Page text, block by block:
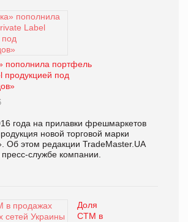
пополнила портфель
продукцией под
года на прилавки фрешмаркетов
новой торговой марки
Об этом редакции TradeMaster.UA
службе компании.
Доля
СТМ в